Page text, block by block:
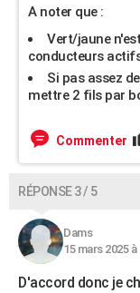
A noter que :
Vert/jaune
conducteurs
Si pas assez
mettre 2 fils par
Commenter
RÉPONSE 3 / 5
Dams
15 mars 2025 à
D'accord donc je